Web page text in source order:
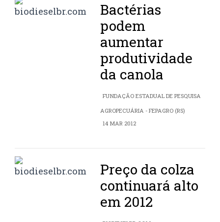
Bactérias
podem
aumentar
produtividade
da canola
FUNDAÇÃO ESTADUAL DE PESQUISA
AGROPECUÁRIA - FEPAGRO (RS)
14 MAR 2012
Preço da colza
continuará alto
em 2012